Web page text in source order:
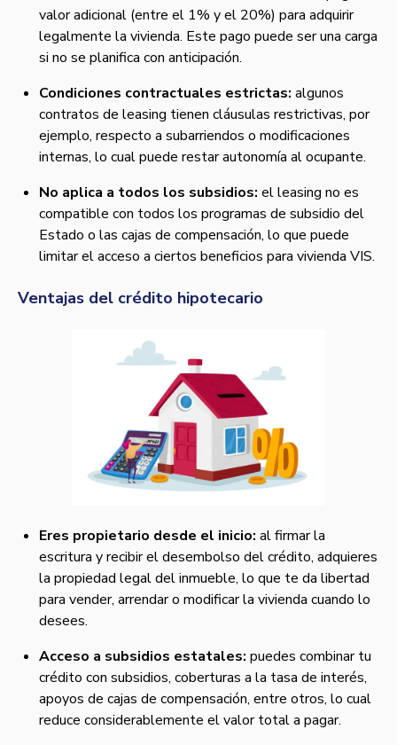
valor adicional (entre el 1% y el 20%) para adquirir
legalmente la vivienda. Este pago puede ser una carga
si no se planifica con anticipación.
Condiciones contractuales estrictas: algunos
contratos de leasing tienen cláusulas restrictivas, por
ejemplo, respecto a subarriendos o modificaciones
internas, lo cual puede restar autonomía al ocupante.
No aplica a todos los subsidios: el leasing no es
compatible con todos los programas de subsidio del
Estado o las cajas de compensación, lo que puede
limitar el acceso a ciertos beneficios para vivienda VIS.
Ventajas del crédito hipotecario
Eres propietario desde el inicio: al firmar la
escritura y recibir el desembolso del crédito, adquieres
la propiedad legal del inmueble, lo que te da libertad
para vender, arrendar o modificar la vivienda cuando lo
desees.
Acceso a subsidios estatales: puedes combinar tu
crédito con subsidios, coberturas a la tasa de interés,
apoyos de cajas de compensación, entre otros, lo cual
reduce considerablemente el valor total a pagar.